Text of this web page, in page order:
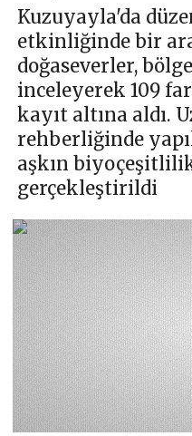
Kuzuyayla'da
etkinliğinde bir
doğaseverler,
inceleyerek 109
kayıt altına aldı.
rehberliğinde
aşkın
gerçekleştirildi